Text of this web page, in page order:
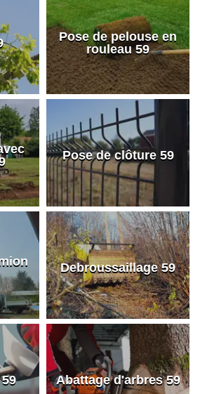
Pose de pelouse en
rouleau 59
Pose de clôture 59
Debroussaillage 59
Abattage d'arbres 59